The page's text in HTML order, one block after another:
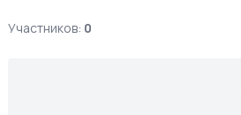
Участников: 0